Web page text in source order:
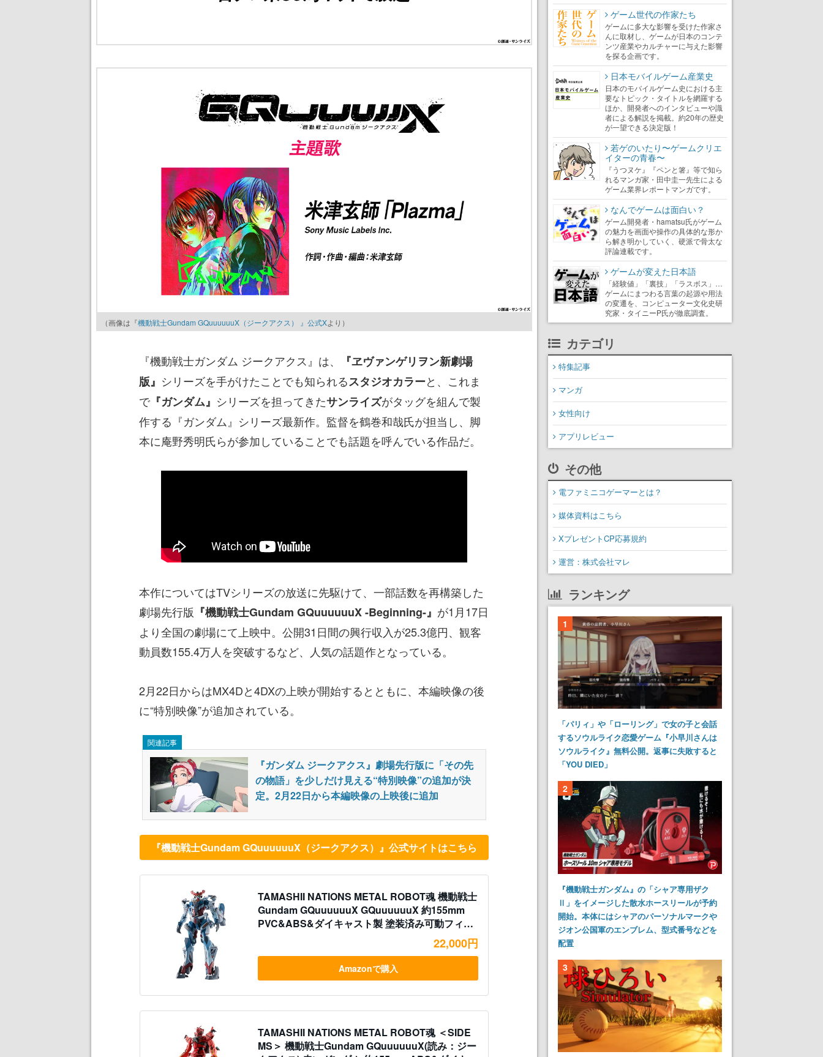
（画像は『機動戦士Gundam GQuuuuuuX（ジークアクス） 』公式Xより）
『機動戦士ガンダム ジークアクス』は、
『ヱヴァンゲリヲン新劇場
版』 シリーズを手がけたことでも知られるスタジオカラーと、これま
で『ガンダム』 シリーズを担ってきたサンライズがタッグを組んで製
作する『ガンダム』シリーズ最新作。監督を鶴巻和哉氏が担当し、脚
本に庵野秀明氏らが参加していることでも話題を呼んでいる作品だ。
本作についてはTVシリーズの放送に先駆けて、一部話数を再構築した
劇場先行版 『機動戦士Gundam GQuuuuuuX -Beginning-』 が1月17日
より全国の劇場にて上映中。公開31日間の興行収入が25.3億円、観客
動員数155.4万人を突破するなど、人気の話題作となっている。
2月22日からはMX4Dと4DXの上映が開始するとともに、本編映像の後
に“特別映像”が追加されている。
関連記事
『ガンダム ジークアクス』劇場先行版に「その先
の物語」を少しだけ見える“特別映像”の追加が決
定。2月22日から本編映像の上映後に追加
『機動戦士Gundam GQuuuuuuX（ジークアクス）』公式サイトはこちら
TAMASHII NATIONS METAL ROBOT魂 機動戦士
Gundam GQuuuuuuX GQuuuuuuX 約155mm
PVC&ABS&ダイキャスト製 塗装済み可動フィギ
22,000円
Amazonで購入
TAMASHII NATIONS METAL ROBOT魂 ＜SIDE
MS＞ 機動戦士Gundam GQuuuuuuX(読み：ジー
ゲーム世代の作家たち
ゲームに多大な影響を受けた作家さ
んに取材し、ゲームが日本のコンテ
ンツ産業やカルチャーに与えた影響
を探る企画です。
日本モバイルゲーム産業史
日本のモバイルゲーム史における主
要なトピック・タイトルを網羅する
ほか、開発者へのインタビューや識
者による解説を掲載。約20年の歴史
が一望できる決定版！
若ゲのいたり〜ゲームクリエ
イターの青春〜
『うつヌケ』『ペンと箸』等で知ら
れるマンガ家・田中圭一先生による
ゲーム業界レポートマンガです。
なんでゲームは面白い？
ゲーム開発者・hamatsu氏がゲーム
の魅力を画面や操作の具体的な形か
ら解き明かしていく、硬派で骨太な
評論連載です。
ゲームが変えた日本語
「経験値」「裏技」「ラスボス」…
ゲームにまつわる言葉の起源や用法
の変遷を、コンピューター文化史研
究家・タイニーP氏が徹底調査。
カテゴリ
特集記事
マンガ
女性向け
アプリレビュー
その他
電ファミニコゲーマーとは？
媒体資料はこちら
XプレゼントCP応募規約
運営：株式会社マレ
ランキング
1
「パリィ」や「ローリング」で女の子と会話
するソウルライク恋愛ゲーム『小早川さんは
ソウルライク』無料公開。返事に失敗すると
「YOU DIED」
2
『機動戦士ガンダム』の「シャア専用ザク
Ⅱ」をイメージした散水ホースリールが予約
開始。本体にはシャアのパーソナルマークや
ジオン公国軍のエンブレム、型式番号などを
配置
3